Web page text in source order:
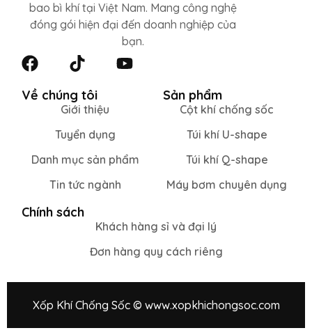
bao bì khí tại Việt Nam. Mang công nghệ
đóng gói hiện đại đến doanh nghiệp của
bạn.
Về chúng tôi
Giới thiệu
Tuyển dụng
Danh mục sản phẩm
Tin tức ngành
Sản phẩm
Cột khí chống sốc
Túi khí U-shape
Túi khí Q-shape
Máy bơm chuyên dụng
Chính sách
Khách hàng sỉ và đại lý
Đơn hàng quy cách riêng
Xốp Khí Chống Sốc © www.xopkhichongsoc.com